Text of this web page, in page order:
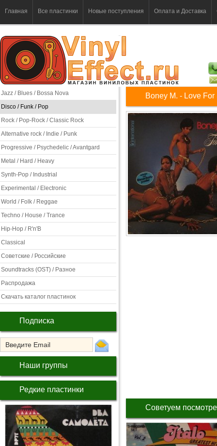
Главная Все пластинки Новые поступления Оплата и Доставка
Jazz / Blues / Bossa Nova
Disco / Funk / Pop
Rock / Pop-Rock / Classic Rock
Alternative rock / Indie / Punk
Progressive / Psychedelic / Avantgard
Metal / Hard / Heavy
Synth-Pop / Industrial
Experimental / Electronic
World / Folk / Reggae
Techno / House / Trance
Hip-Hop / R'n'B
Classical
Советские / Российские
Soundtracks (OST) / Разное
Распродажа
Скачать каталог пластинок
Подписка
Наши группы
Редкие пластинки
Boney M. - Love For
Советуем